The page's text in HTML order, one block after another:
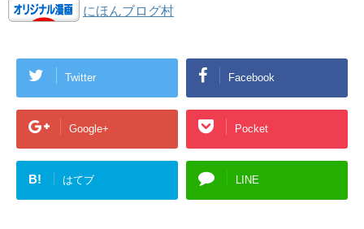
にほんブログ村
Twitter Facebook
Google+ Pocket
B! はてブ LINE